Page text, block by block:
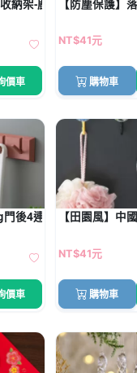
納架-廚房清潔用品整理
價車
【防塵保護】
NT$41元
購物車
門後4連掛勾架-空間利用
價車
【田園風】中
NT$41元
購物車